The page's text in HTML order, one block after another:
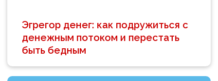
Эгрегор денег: как подружиться с
денежным потоком и перестать
быть бедным